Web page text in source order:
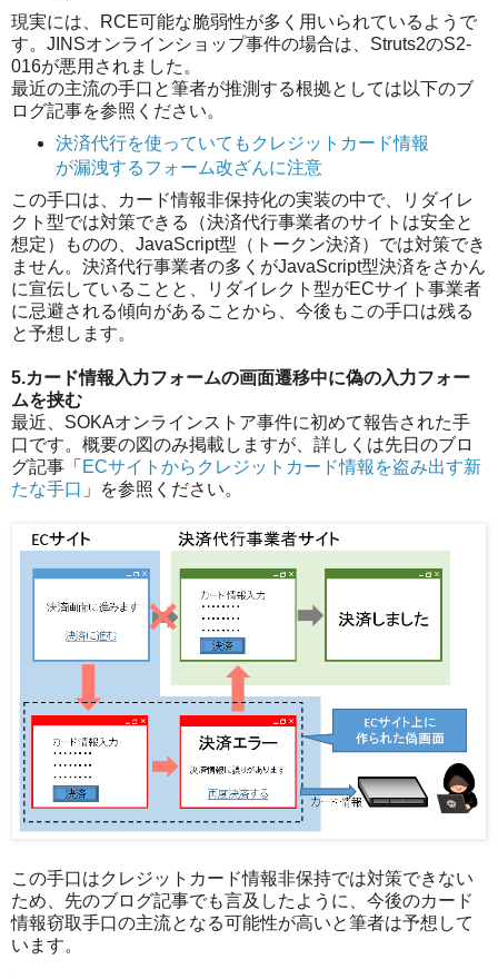
現実には、RCE可能な脆弱性が多く用いられているようで
す。JINSオンラインショップ事件の場合は、Struts2のS2-
016が悪用されました。
最近の主流の手口と筆者が推測する根拠としては以下のブ
ログ記事を参照ください。
決済代行を使っていてもクレジットカード情報
が漏洩するフォーム改ざんに注意
この手口は、カード情報非保持化の実装の中で、リダイレ
クト型では対策できる（決済代行事業者のサイトは安全と
想定）ものの、JavaScript型（トークン決済）では対策でき
ません。決済代行事業者の多くがJavaScript型決済をさかん
に宣伝していることと、リダイレクト型がECサイト事業者
に忌避される傾向があることから、今後もこの手口は残る
と予想します。
5.カード情報入力フォームの画面遷移中に偽の入力フォー
ムを挟む
最近、SOKAオンラインストア事件に初めて報告された手
口です。概要の図のみ掲載しますが、詳しくは先日のブロ
グ記事「 ECサイトからクレジットカード情報を盗み出す新
たな手口 」を参照ください。
この手口はクレジットカード情報非保持では対策できない
ため、先のブログ記事でも言及したように、今後のカード
情報窃取手口の主流となる可能性が高いと筆者は予想して
います。